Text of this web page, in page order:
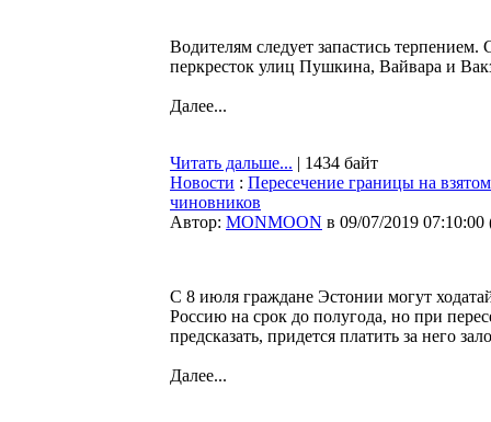
Водителям следует запастись
перкресток улиц Пушкина, Вайвара и
Далее...
Читать дальше... | 1434 байт
Новости : Пересечение границы на
чиновников
Автор: MONMOON в 09/07/2019 07:10:00
С 8 июля граждане Эстонии могут
Россию на срок до полугода, но при
предсказать, придется платить за него
Далее...